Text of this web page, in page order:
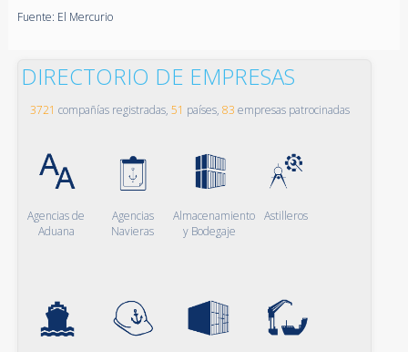
Fuente: El Mercurio
DIRECTORIO DE EMPRESAS
3721 compañías registradas, 51 países, 83 empresas patrocinadas
Agencias de
Aduana
Agencias
Navieras
Almacenamiento
y Bodegaje
Astilleros